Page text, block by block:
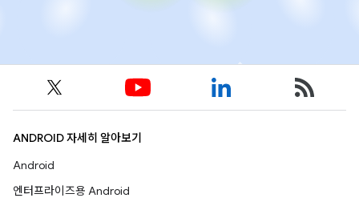
ANDROID 자세히 알아보기
Android
엔터프라이즈용 Android